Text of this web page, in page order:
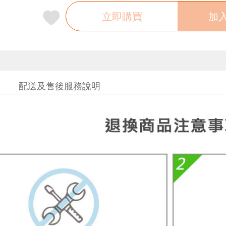
立即購買 加
配送及售後服務說明